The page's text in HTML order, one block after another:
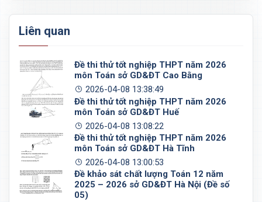
Liên quan
Đề thi thử tốt nghiệp THPT năm 2026
môn Toán sở GD&ĐT Cao Bằng
2026-04-08 13:38:49
Đề thi thử tốt nghiệp THPT năm 2026
môn Toán sở GD&ĐT Huế
2026-04-08 13:08:22
Đề thi thử tốt nghiệp THPT năm 2026
môn Toán sở GD&ĐT Hà Tĩnh
2026-04-08 13:00:53
Đề khảo sát chất lượng Toán 12 năm
2025 – 2026 sở GD&ĐT Hà Nội (Đề số
05)